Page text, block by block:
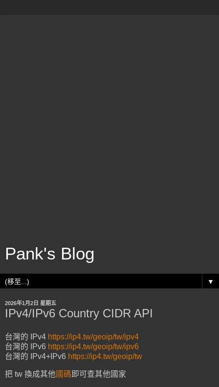
Pank's Blog
▼
2026年1月2日 星期五
IPv4/IPv6 Country CIDR API
台灣的 IPv4 https://ip4.tw/geoip/tw/ipv4
台灣的 IPv6 https://ip4.tw/geoip/tw/ipv6
台灣的 IPv4+IPv6 https://ip4.tw/geoip/tw
把 tw 換成其他 國碼 即可查其他國家